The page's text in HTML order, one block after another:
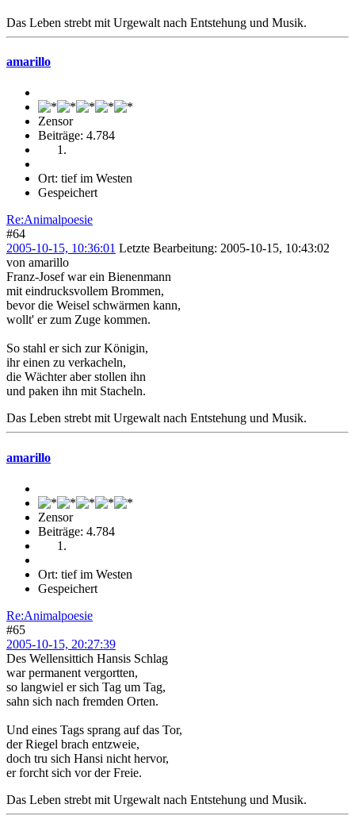
Das Leben strebt mit Urgewalt nach Entstehung und Musik.
amarillo
Zensor
Beiträge: 4.784
Ort: tief im Westen
Gespeichert
Re:Animalpoesie
#64
2005-10-15, 10:36:01 Letzte Bearbeitung: 2005-10-15, 10:43:02
von amarillo
Franz-Josef war ein Bienenmann
mit eindrucksvollem Brommen,
bevor die Weisel schwärmen kann,
wollt' er zum Zuge kommen.
So stahl er sich zur Königin,
ihr einen zu verkacheln,
die Wächter aber stollen ihn
und paken ihn mit Stacheln.
Das Leben strebt mit Urgewalt nach Entstehung und Musik.
amarillo
Zensor
Beiträge: 4.784
Ort: tief im Westen
Gespeichert
Re:Animalpoesie
#65
2005-10-15, 20:27:39
Des Wellensittich Hansis Schlag
war permanent vergortten,
so langwiel er sich Tag um Tag,
sahn sich nach fremden Orten.
Und eines Tags sprang auf das Tor,
der Riegel brach entzweie,
doch tru sich Hansi nicht hervor,
er forcht sich vor der Freie.
Das Leben strebt mit Urgewalt nach Entstehung und Musik.